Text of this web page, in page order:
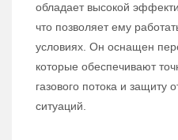
обладает высокой
что позволяет ему
условиях. Он оснащен
которые обеспечивают
газового потока и защиту
ситуаций.